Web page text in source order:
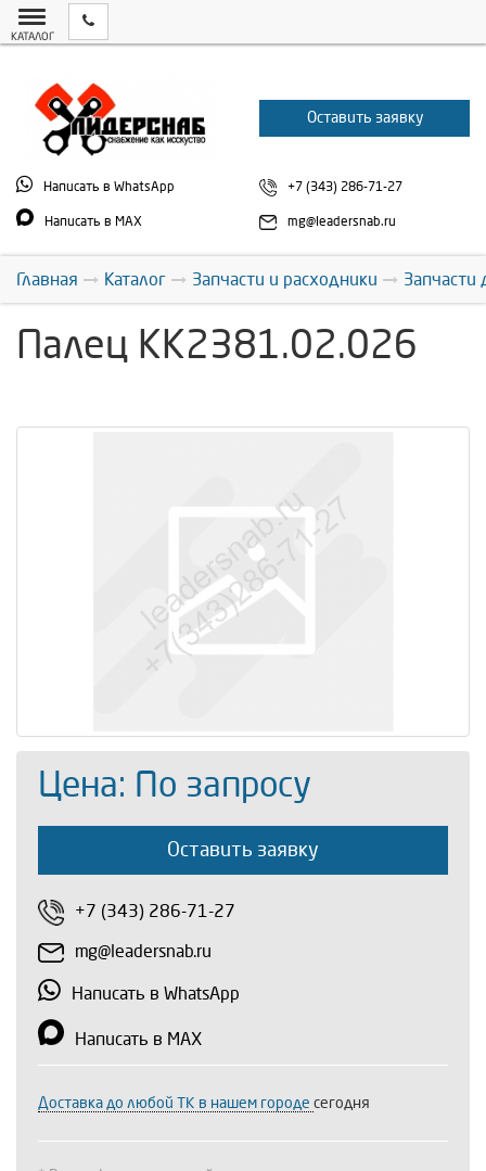
КАТАЛОГ
Оставить заявку
Написать в WhatsApp
Написать в MAX
+7 (343) 286-71-27
mg@leadersnab.ru
Главная Каталог Запчасти и расходники Запчасти
Палец КК2381.02.026
Цена: По запросу
Оставить заявку
+7 (343) 286-71-27
mg@leadersnab.ru
Написать в WhatsApp
Написать в MAX
Доставка до любой ТК в нашем городе сегодня